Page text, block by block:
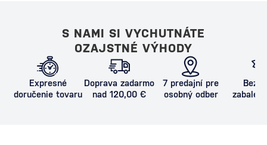
S NAMI SI VYCHUTNÁTE
OZAJSTNÉ VÝHODY
Expresné
doručenie tovaru
Doprava zadarmo
nad 120,00 €
7 predajní pre
osobný odber